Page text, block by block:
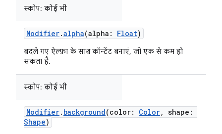
स्कोप: कोई भी
Modifier.alpha(alpha: Float)
बदले गए ऐल्फ़ा के साथ कॉन्टेंट बनाएं, जो एक से कम हो
सकता है.
स्कोप: कोई भी
Modifier. background(color: Color, shape:
Shape)